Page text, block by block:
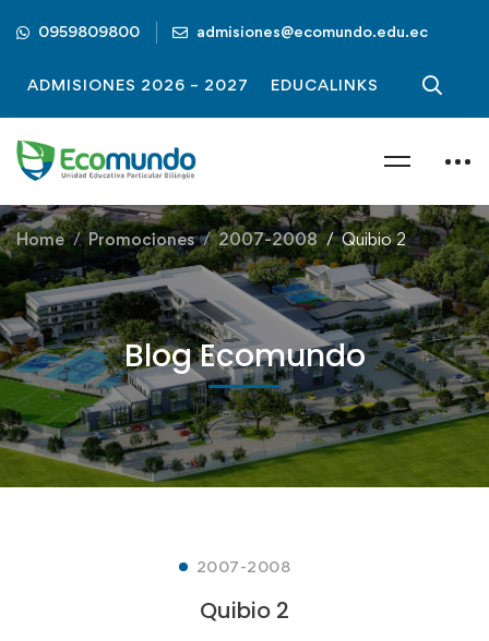
0959809800 admisiones@ecomundo.edu.ec
ADMISIONES 2026 – 2027 EDUCALINKS
Home Promociones 2007-2008 Quibio 2
Blog Ecomundo
2007-2008
Quibio 2